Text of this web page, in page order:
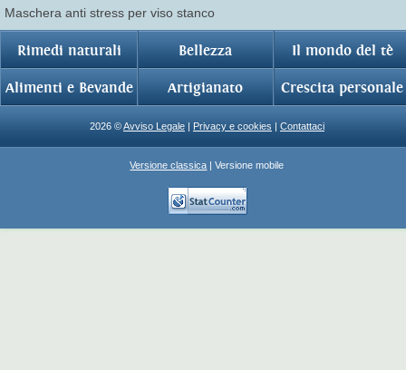
Maschera anti stress per viso stanco
Rimedi naturali Bellezza Il mondo del tè
Alimenti e Bevande Artigianato Crescita personale
2026 ©Avviso Legale | Privacy e cookies | Contattaci
Versione classica | Versione mobile